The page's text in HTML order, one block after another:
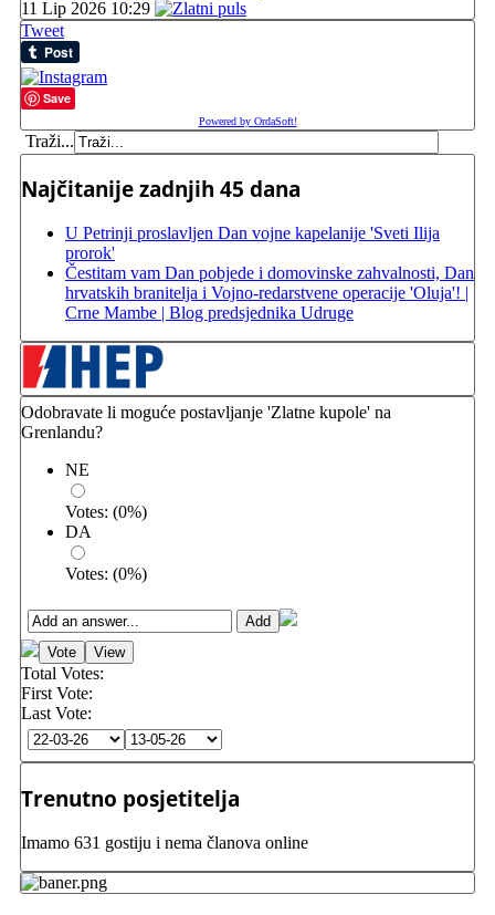
11 Lip 2026 10:29
Tweet
Save
Powered by OrdaSoft!
Traži...
Najčitanije zadnjih 45 dana
U Petrinji proslavljen Dan vojne kapelanije 'Sveti Ilija
prorok'
Čestitam vam Dan pobjede i domovinske zahvalnosti, Dan
hrvatskih branitelja i Vojno-redarstvene operacije 'Oluja'! |
Crne Mambe | Blog predsjednika Udruge
Odobravate li moguće postavljanje 'Zlatne kupole' na
Grenlandu?
NE
Votes: (0%)
DA
Votes: (0%)
Total Votes:
First Vote:
Last Vote:
Trenutno posjetitelja
Imamo 631 gostiju i nema članova online